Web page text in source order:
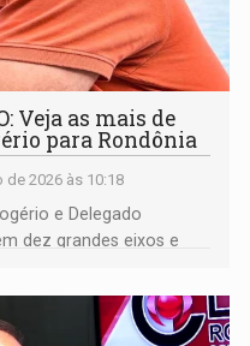
Veja as mais de
para Rondônia
de 2026 às 10:18
e Delegado
dez grandes eixos e